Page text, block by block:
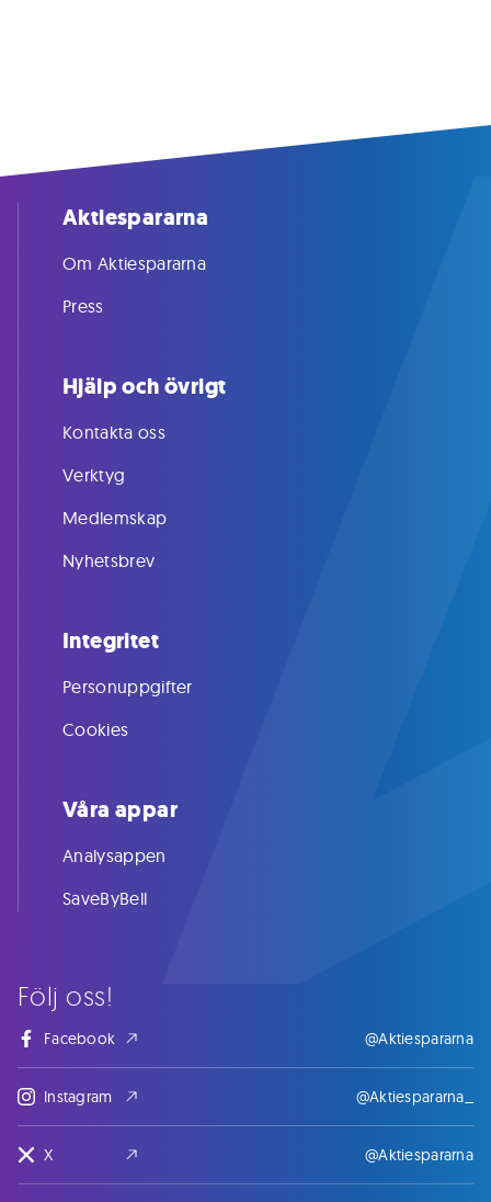
Följ oss!
Facebook @Aktiespararna
Instagram @Aktiespararna_
X @Aktiespararna
Aktiespararna
Om Aktiespararna
Press
Hjälp och övrigt
Kontakta oss
Verktyg
Medlemskap
Nyhetsbrev
Integritet
Personuppgifter
Cookies
Våra appar
Analysappen
SaveByBell